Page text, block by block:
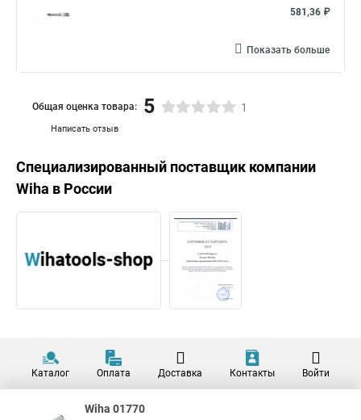
581,36 ₽
Показать больше
Написать отзыв
Общая оценка товара: 5 1
Специализированный поставщик компании
Wiha в России
Каталог Оплата Доставка Контакты Войти
Wiha 01770